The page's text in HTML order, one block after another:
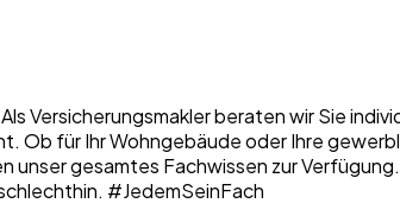
Versicherungsmakler beraten wir Sie
Ob für Ihr Wohngebäude oder Ihre
gesamtes Fachwissen zur
#JedemSeinFach